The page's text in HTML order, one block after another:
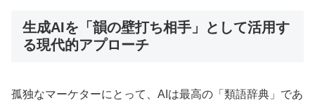
生成AIを「韻の壁打ち相手」として活用す
る現代的アプローチ
孤独なマーケターにとって、AIは最高の「類語辞典」であ